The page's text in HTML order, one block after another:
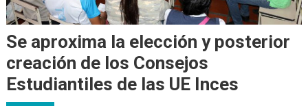
Se aproxima la elección y posterior
creación de los Consejos
Estudiantiles de las UE Inces